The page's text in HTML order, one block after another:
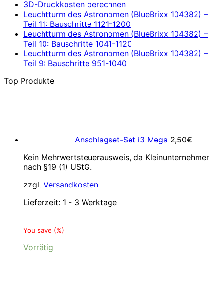
3D-Druckkosten berechnen
Leuchtturm des Astronomen (BlueBrixx 104382) –
Teil 11: Bauschritte 1121-1200
Leuchtturm des Astronomen (BlueBrixx 104382) –
Teil 10: Bauschritte 1041-1120
Leuchtturm des Astronomen (BlueBrixx 104382) –
Teil 9: Bauschritte 951-1040
Top Produkte
Anschlagset-Set i3 Mega 2,50€
Kein Mehrwertsteuerausweis, da Kleinunternehmer
nach §19 (1) UStG.
zzgl. Versandkosten
Lieferzeit: 1 - 3 Werktage
You save (%)
Vorrätig